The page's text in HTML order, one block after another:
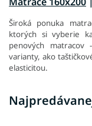
Široká ponuka
ktorých si vyberie
penových matracov -
varianty, ako
elasticitou.